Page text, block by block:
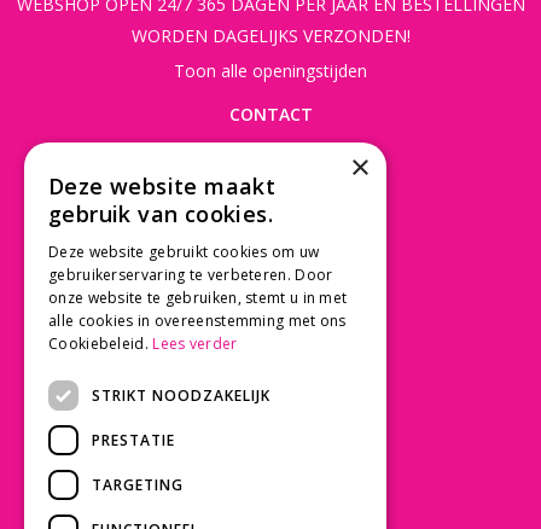
WORDEN DAGELIJKS VERZONDEN!
Toon alle openingstijden
CONTACT
3997 MK 't Goy
030 - 60 11 365
info@tuincentrumdebruijn.nl
Betaalinformatie
×
Deze website maakt
gebruik van cookies.
Deze website gebruikt cookies om uw
gebruikerservaring te verbeteren. Door
onze website te gebruiken, stemt u in met
alle cookies in overeenstemming met ons
Cookiebeleid. Lees verder
STRIKT NOODZAKELIJK
PRESTATIE
TARGETING